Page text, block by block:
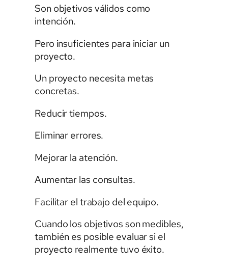
Son objetivos válidos como
intención.
Pero insuficientes para iniciar un
proyecto.
Un proyecto necesita metas
concretas.
Reducir tiempos.
Eliminar errores.
Mejorar la atención.
Aumentar las consultas.
Facilitar el trabajo del equipo.
Cuando los objetivos son medibles,
también es posible evaluar si el
proyecto realmente tuvo éxito.